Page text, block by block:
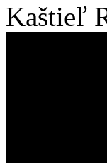
Kaštieľ